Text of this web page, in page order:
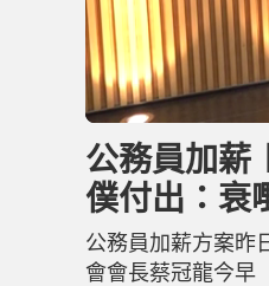
U
n
u
e
公務員加薪
僕付出：衰
公務員加薪方案昨
會會長蔡冠龍今早